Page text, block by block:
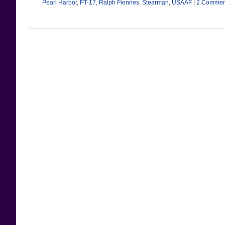
Pearl Harbor, PT-17, Ralph Fiennes, Stearman, USAAF 2